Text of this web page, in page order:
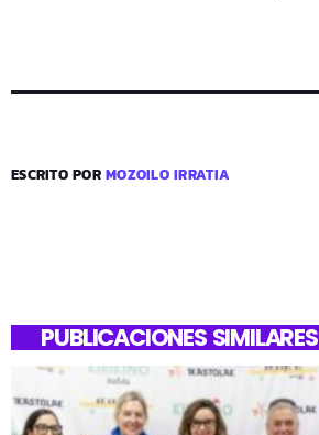
ESCRITO PORMOZOILO IRRATIA
PUBLICACIONES SIMILARES